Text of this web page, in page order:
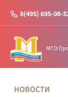
8(495) 695-08-
МГО
НОВОСТИ